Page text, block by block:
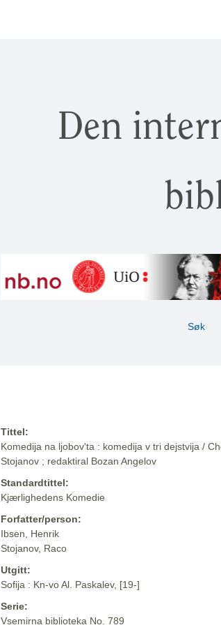
Den
Søk
Tittel:
Komedija na ljobov'ta : komedija v tri dejstvija /
Stojanov ; redaktiral Bozan Angelov
Standardtittel:
Kjærlighedens Komedie
Forfatter/person:
Ibsen, Henrik
Stojanov, Raco
Utgitt:
Sofija : Kn-vo Al. Paskalev, [19-]
Serie:
Vsemirna biblioteka No. 789